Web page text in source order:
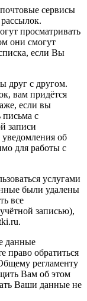
сервисы
просматривать
они смогут
если Вы
друг с другом.
вам придётся
если вы
письма с
записи
уведомления об
для работы с
услугами
были удалены
все
записью),
данные
право обратиться
регламенту
Вам об этом
Ваши данные не